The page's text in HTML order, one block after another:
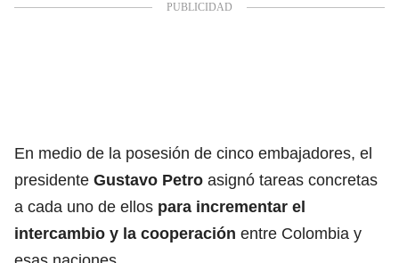
En medio de la posesión de cinco embajadores, el
presidente Gustavo Petro asignó tareas concretas
a cada uno de ellos para incrementar el
intercambio y la cooperación entre Colombia y